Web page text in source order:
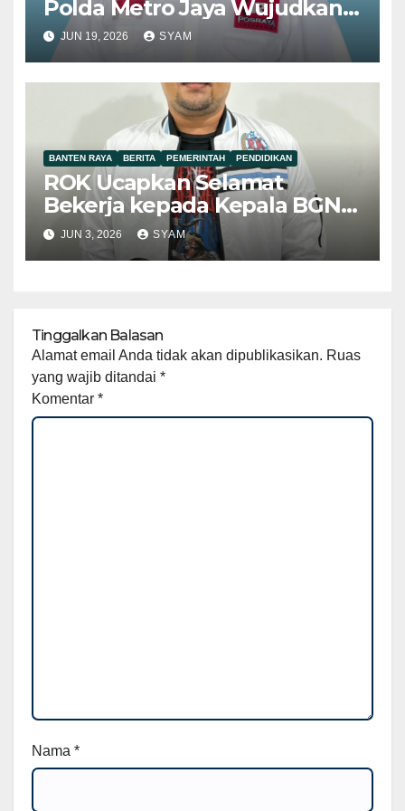
Polda Metro Jaya Wujudkan
Penegakan Hukum yang
Berkeadilan
JUN 19, 2026 SYAM
BANTEN RAYA BERITA PEMERINTAH PENDIDIKAN
ROK Ucapkan Selamat
Bekerja kepada Kepala BGN
Baru Nanik Sudaryati Deyang
JUN 3, 2026 SYAM
Tinggalkan Balasan
Alamat email Anda tidak akan dipublikasikan. Ruas
yang wajib ditandai *
Komentar *
Nama *